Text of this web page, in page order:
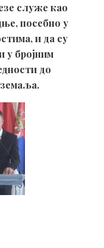
служе као
посебно у
и да су
у бројним
до
земаља.